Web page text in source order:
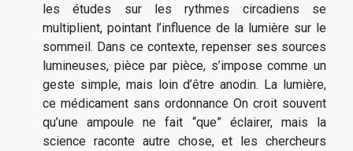
les études sur les rythmes circadiens se
multiplient, pointant l’influence de la lumière sur le
sommeil. Dans ce contexte, repenser ses sources
lumineuses, pièce par pièce, s’impose comme un
geste simple, mais loin d’être anodin. La lumière,
ce médicament sans ordonnance On croit souvent
qu’une ampoule ne fait “que” éclairer, mais la
science raconte autre chose, et les chercheurs